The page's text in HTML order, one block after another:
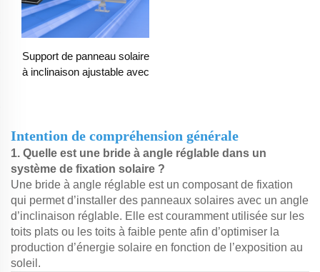
Support de panneau solaire
à inclinaison ajustable avec
Intention de compréhension générale
1. Quelle est une bride à angle réglable dans un
système de fixation solaire ?
Une bride à angle réglable est un composant de fixation
qui permet d’installer des panneaux solaires avec un angle
d’inclinaison réglable. Elle est couramment utilisée sur les
toits plats ou les toits à faible pente afin d’optimiser la
production d’énergie solaire en fonction de l’exposition au
soleil.